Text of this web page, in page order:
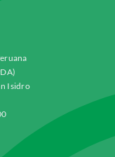
Isidro